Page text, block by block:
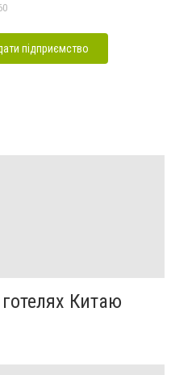
підприємство
Китаю